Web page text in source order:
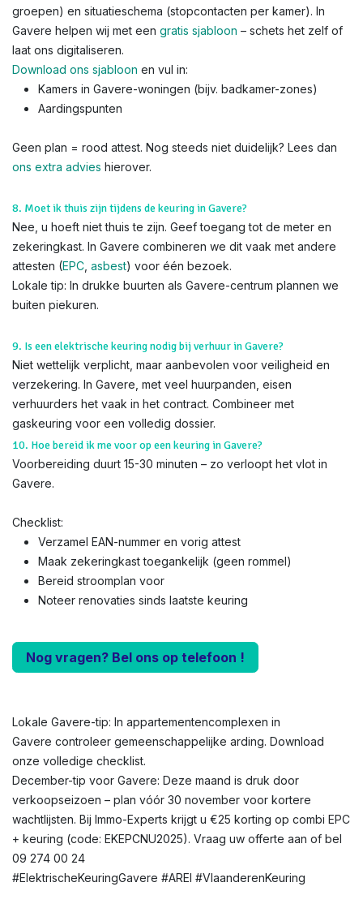
groepen) en situatieschema (stopcontacten per kamer). In
Gavere helpen wij met een gratis sjabloon – schets het zelf of
laat ons digitaliseren.
Download ons sjabloon en vul in:
Kamers in Gavere-woningen (bijv. badkamer-zones)
Aardingspunten
Geen plan = rood attest. Nog steeds niet duidelijk? Lees dan
ons extra advies hierover.
8. Moet ik thuis zijn tijdens de keuring in Gavere?
Nee, u hoeft niet thuis te zijn. Geef toegang tot de meter en
zekeringkast. In Gavere combineren we dit vaak met andere
attesten (EPC asbest) voor één bezoek.
Lokale tip: In drukke buurten als Gavere-centrum plannen we
buiten piekuren.
9. Is een elektrische keuring nodig bij verhuur in Gavere?
Niet wettelijk verplicht, maar aanbevolen voor veiligheid en
verzekering. In Gavere, met veel huurpanden, eisen
verhuurders het vaak in het contract. Combineer met
gaskeuring voor een volledig dossier.
10. Hoe bereid ik me voor op een keuring in Gavere?
Voorbereiding duurt 15-30 minuten – zo verloopt het vlot in
Gavere.
Checklist:
Verzamel EAN-nummer en vorig attest
Maak zekeringkast toegankelijk (geen rommel)
Bereid stroomplan voor
Noteer renovaties sinds laatste keuring
Nog vragen? Bel ons op telefoon !
Lokale Gavere-tip: In appartementencomplexen in
Gavere controleer gemeenschappelijke arding. Download
onze volledige checklist.
December-tip voor Gavere: Deze maand is druk door
verkoopseizoen – plan vóór 30 november voor kortere
wachtlijsten. Bij Immo-Experts krijgt u €25 korting op combi EPC
+ keuring (code: EKEPCNU2025). Vraag uw offerte aan of bel
09 274 00 24
#ElektrischeKeuringGavere #AREI #VlaanderenKeuring